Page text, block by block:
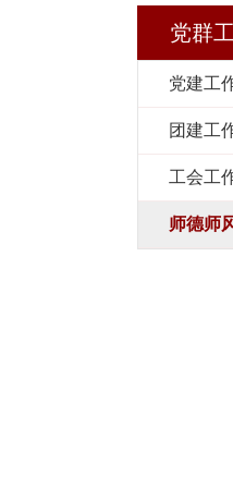
党群
党建工
团建工
工会工
师德师